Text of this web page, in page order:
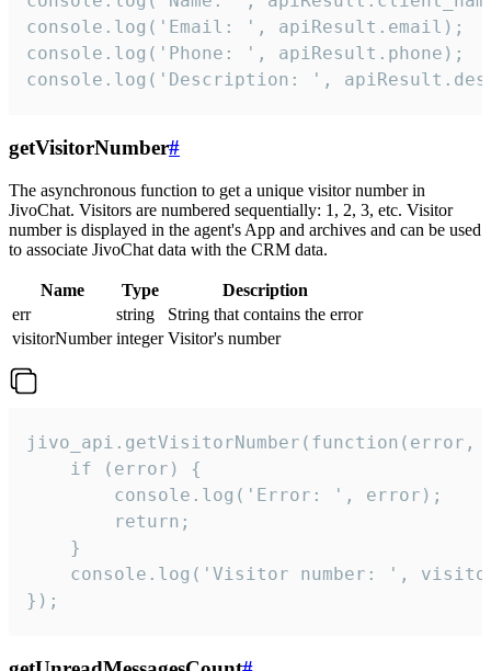
console.log('Email: ', apiResult.email);
console.log('Phone: ', apiResult.phone);
console.log('Description: ',
getVisitorNumber#
The asynchronous function to get a unique visitor number in
JivoChat. Visitors are numbered sequentially: 1, 2, 3, etc. Visitor
number is displayed in the agent's App and archives and can be used
to associate JivoChat data with the CRM data.
Name Type
Description
err
string
String that contains the error
visitorNumber integer Visitor's number
jivo_api.getVisitorNumber(function(error,
    if (error) {
        console.log('Error: ', error);
        return;
    }
console.log('Visitor number: ',
});